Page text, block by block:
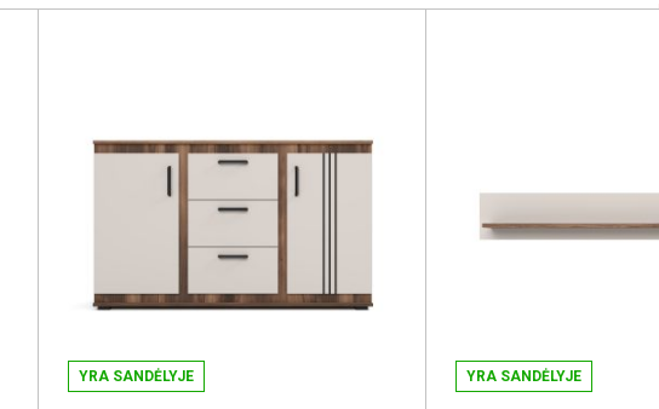
YRA SANDĖLYJE YRA SANDĖLYJE